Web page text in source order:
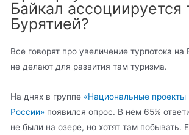
Байкал ассоциируется
Бурятией?
Все говорят про увеличение турпотока на
не делают для развития там туризма.
На днях в группе «Национальные проекты
России» появился опрос. В нём 65%
не были на озере, но хотят там побывать.